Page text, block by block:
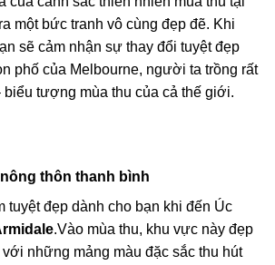
một bức tranh vô cùng đẹp đẽ. Khi
sẽ cảm nhận sự thay đổi tuyệt đẹp
phố của Melbourne, người ta trồng rất
biểu tượng mùa thu của cả thế giới.
thôn thanh bình
tuyệt đẹp dành cho bạn khi đến Úc
.Vào mùa thu, khu vực này đẹp
những mảng màu đặc sắc thu hút